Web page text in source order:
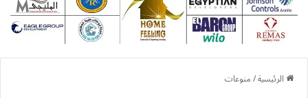
الرئيسية/منوعات